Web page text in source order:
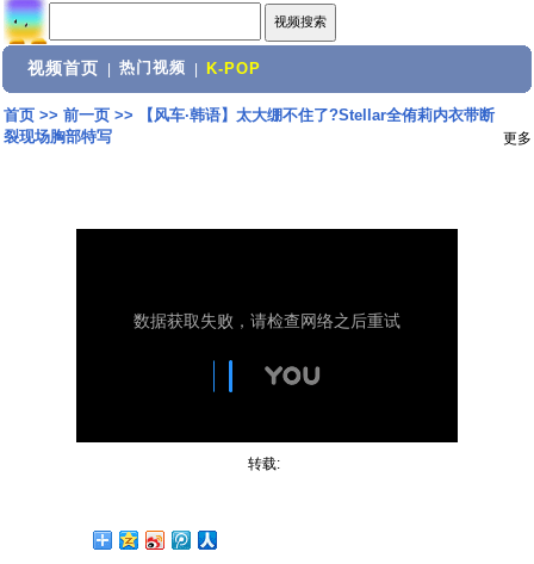
视频首页 热门视频 K-POP
首页>> 前一页>>
【风车·韩语】太大绷不住了?Stellar全侑莉内衣带断
裂现场胸部特写
更多
转载: